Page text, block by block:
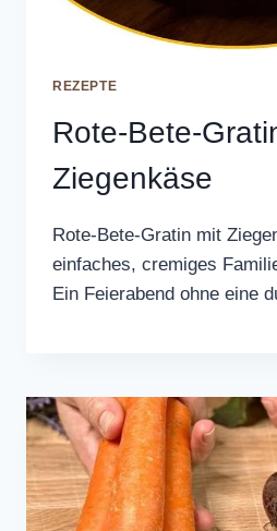
REZEPTE
Rote-Bete-
Ziegenkäse
Rote-Bete-Gratin mit
einfaches, cremiges
Ein Feierabend ohne eine